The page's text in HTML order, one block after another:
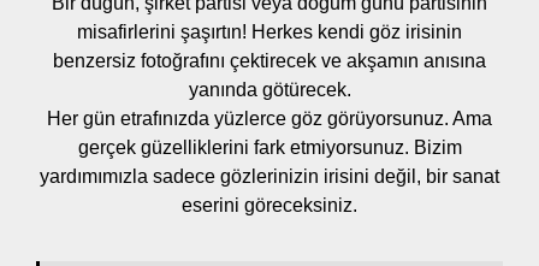
misafirlerini şaşırtın! Herkes kendi göz irisinin
benzersiz fotoğrafını çektirecek ve akşamın anısına
yanında götürecek.
Her gün etrafınızda yüzlerce göz görüyorsunuz. Ama
gerçek güzelliklerini fark etmiyorsunuz. Bizim
yardımımızla sadece gözlerinizin irisini değil, bir sanat
eserini göreceksiniz.